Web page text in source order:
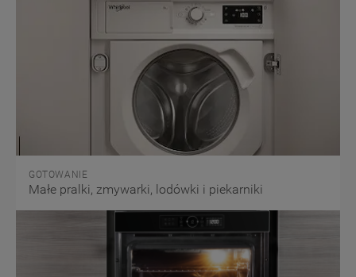
GOTOWANIE
Małe pralki, zmywarki, lodówki i piekarniki
ustawień domyślnych, co oznacza, że używane
będą wyłącznie techniczne pliki cookie,
niezbędne do działania strony.